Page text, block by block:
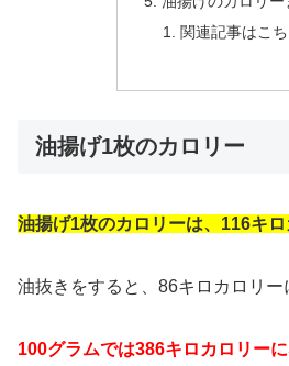
関連記事はこち
油揚げ1枚のカロリー
油揚げ1枚のカロリーは、116キロ
油抜きをすると、86キロカロリー
100グラムでは386キロカロリー